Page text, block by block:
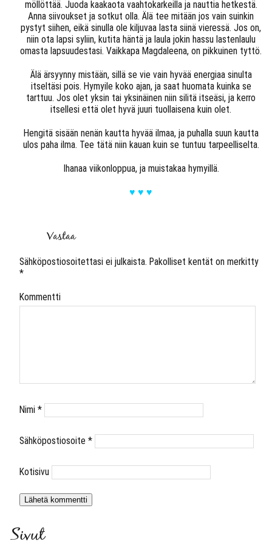
möllöttää. Juoda kaakaota vaahtokarkeilla ja nauttia hetkestä.
Anna siivoukset ja sotkut olla. Älä tee mitään jos vain suinkin
pystyt siihen, eikä sinulla ole kiljuvaa lasta siinä vieressä. Jos on,
niin ota lapsi syliin, kutita häntä ja laula jokin hassu lastenlaulu
omasta lapsuudestasi. Vaikkapa Magdaleena, on pikkuinen tyttö.
Älä ärsyynny mistään, sillä se vie vain hyvää energiaa sinulta
itseltäsi pois. Hymyile koko ajan, ja saat huomata kuinka se
tarttuu. Jos olet yksin tai yksinäinen niin silitä itseäsi, ja kerro
itsellesi että olet hyvä juuri tuollaisena kuin olet.
Hengitä sisään nenän kautta hyvää ilmaa, ja puhalla suun kautta
ulos paha ilma. Tee tätä niin kauan kuin se tuntuu tarpeelliselta.
Ihanaa viikonloppua, ja muistakaa hymyillä.
♥ ♥ ♥
Vastaa
Sähköpostiosoitettasi ei julkaista. Pakolliset kentät on merkitty
*
Kommentti
Nimi *
Sähköpostiosoite *
Kotisivu
Sivut